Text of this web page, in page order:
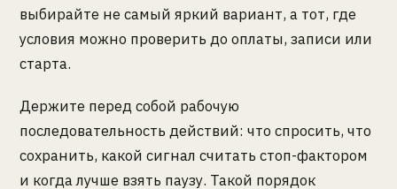
выбирайте не самый яркий вариант, а тот, где
условия можно проверить до оплаты, записи или
старта.
Держите перед собой рабочую
последовательность действий: что спросить, что
сохранить, какой сигнал считать стоп-фактором
и когда лучше взять паузу. Такой порядок